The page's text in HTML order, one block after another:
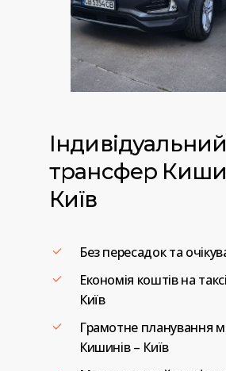
Індивідуальний
трансфер
Київ
Без пересадок та
Економія коштів на
Київ
Грамотне планування
Кишинів – Київ